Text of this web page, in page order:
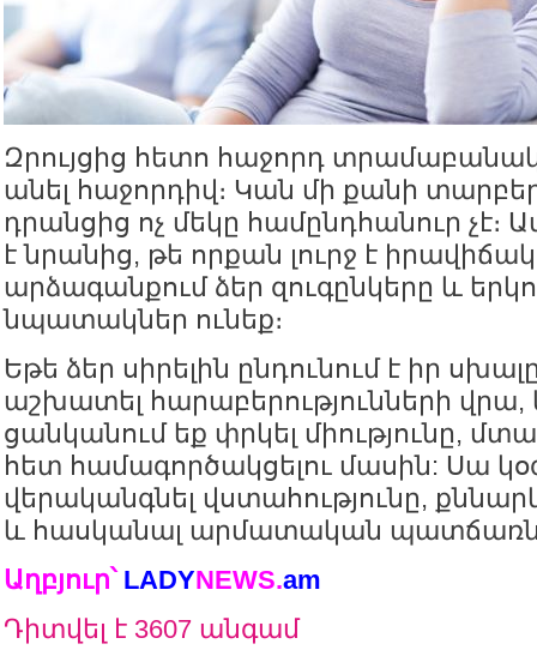
Զրույցից հետո հաջորդ
անել հաջորդիվ։ Կան մի քանի
դրանցից ոչ մեկը համընդհանուր չէ։
է նրանից, թե որքան լուրջ է
արձագանքում ձեր զուգընկերը և
նպատակներ ունեք։
Եթե ձեր սիրելին ընդունում է իր
աշխատել հարաբերությունների վրա,
ցանկանում եք փրկել միությունը,
հետ համագործակցելու մասին: Սա
վերականգնել վստահությունը,
և հասկանալ արմատական
Աղբյուր՝ LADYNEWS.am
Դիտվել է 3607 անգամ